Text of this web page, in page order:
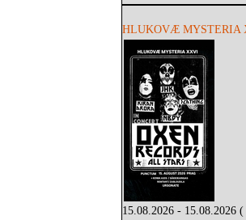
HLUKOVÆ MYSTERIA
15.08.2026 - 15.08.2026